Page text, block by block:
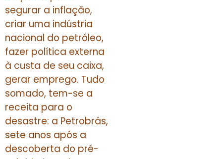
segurar a inflação,
criar uma indústria
nacional do petróleo,
fazer política externa
à custa de seu caixa,
gerar emprego. Tudo
somado, tem-se a
receita para o
desastre: a Petrobrás,
sete anos após a
descoberta do pré-